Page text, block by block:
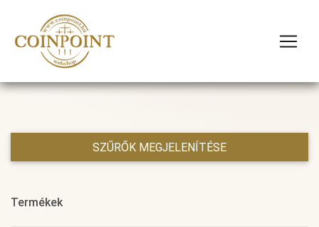
SZŰRŐK MEGJELENÍTÉSE
Termékek